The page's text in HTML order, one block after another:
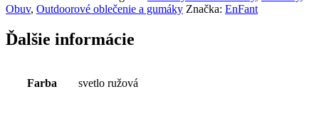
Obuv, Outdoorové oblečenie a gumáky Značka: EnFant
Ďalšie informácie
Farba svetlo ružová